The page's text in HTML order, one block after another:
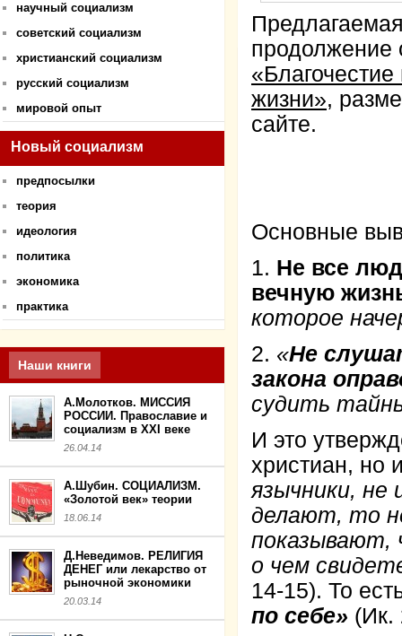
научный социализм
советский социализм
христианский социализм
русский социализм
мировой опыт
Новый социализм
предпосылки
теория
идеология
политика
экономика
практика
Наши книги
А.Молотков. МИССИЯ
РОССИИ. Православие и
социализм в XXI веке
26.04.14
А.Шубин. СОЦИАЛИЗМ.
«Золотой век» теории
18.06.14
Д.Неведимов. РЕЛИГИЯ
ДЕНЕГ или лекарство от
рыночной экономики
20.03.14
продолжение
жизни»,
сайте.
Основные
1. Не все
вечную
которое
2. «Не
закона
судить
И это
христиан, но
язычники, не
делают, то
показывают,
о чем
14-15). То
по себе» (Ик.